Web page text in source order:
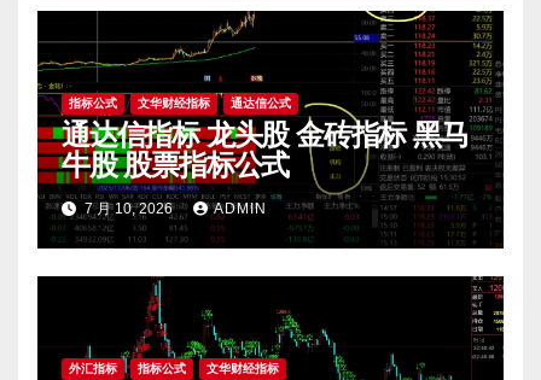
指标公式 文华财经指标 通达信公式
通达信指标 龙头股 金砖指标 黑马
牛股 股票指标公式
7 月 10, 2026 ADMIN
外汇指标 指标公式 文华财经指标